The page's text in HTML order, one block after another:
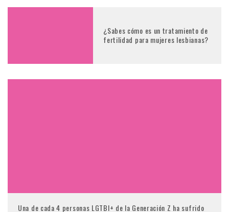
¿Sabes cómo es un tratamiento de
fertilidad para mujeres lesbianas?
Una de cada 4 personas LGTBI+ de la Generación Z ha sufrido